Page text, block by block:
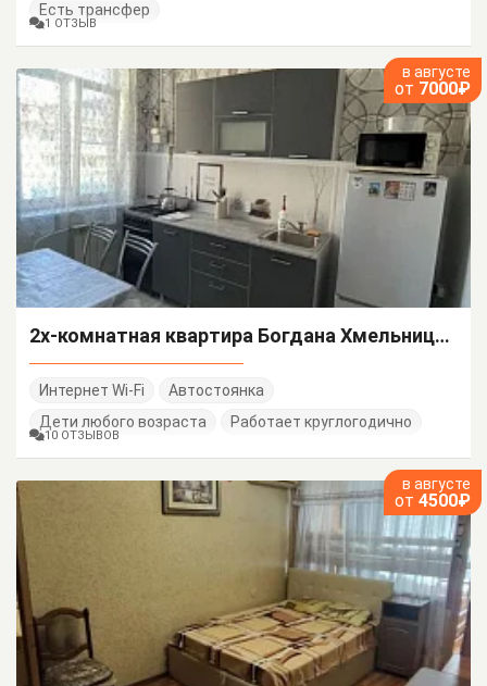
Есть трансфер
1 ОТЗЫВ
в августе
от 7000₽
2х-комнатная квартира Богдана Хмельницкого 48/А
Интернет Wi-Fi
Автостоянка
Дети любого возраста
Работает круглогодично
10 ОТЗЫВОВ
в августе
от 4500₽